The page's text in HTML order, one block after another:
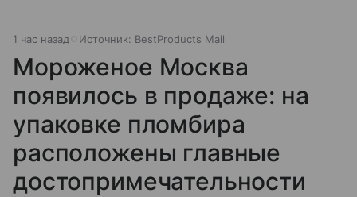
1 час назад Источник: BestProducts Mail
Мороженое Москва
появилось в продаже: на
упаковке пломбира
расположены главные
достопримечательности